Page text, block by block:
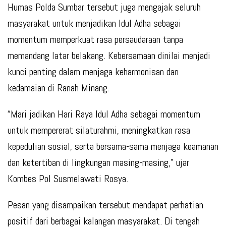
Humas Polda Sumbar tersebut juga mengajak seluruh
masyarakat untuk menjadikan Idul Adha sebagai
momentum memperkuat rasa persaudaraan tanpa
memandang latar belakang. Kebersamaan dinilai menjadi
kunci penting dalam menjaga keharmonisan dan
kedamaian di Ranah Minang.
“Mari jadikan Hari Raya Idul Adha sebagai momentum
untuk mempererat silaturahmi, meningkatkan rasa
kepedulian sosial, serta bersama-sama menjaga keamanan
dan ketertiban di lingkungan masing-masing,” ujar
Kombes Pol Susmelawati Rosya.
Pesan yang disampaikan tersebut mendapat perhatian
positif dari berbagai kalangan masyarakat. Di tengah